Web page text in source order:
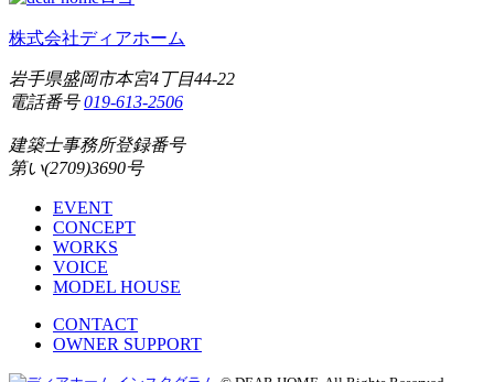
株式会社ディアホーム
岩手県盛岡市本宮4丁目44-22
電話番号019-613-2506
建築士事務所登録番号
第い(2709)3690号
EVENT
CONCEPT
WORKS
VOICE
MODEL HOUSE
CONTACT
OWNER SUPPORT